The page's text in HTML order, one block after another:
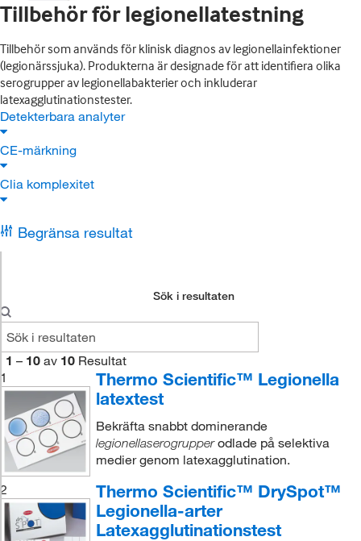
Tillbehör för legionellatestning
Tillbehör som används för klinisk diagnos av legionellainfektioner
(legionärssjuka). Produkterna är designade för att identifiera olika
serogrupper av legionellabakterier och inkluderar
latexagglutinationstester.
Detekterbara analyter
CE-märkning
Clia komplexitet
Begränsa resultat
Sök i resultaten
1 – 10 av 10 Resultat
1
Thermo Scientific™ Legionella
latextest
Bekräfta snabbt dominerande
legionellaserogrupperodlade på selektiva
medier genom latexagglutination.
2
Thermo Scientific™ DrySpot™
Legionella-arter
Latexagglutinationstest